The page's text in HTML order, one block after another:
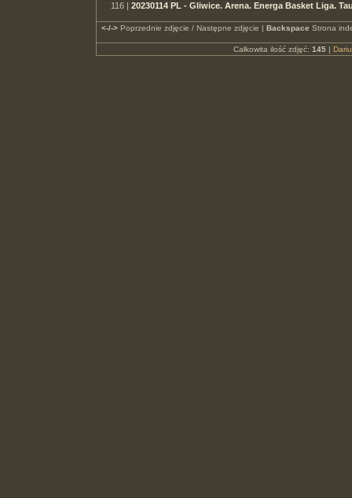
116 | 20230114 PL - Gliwice. Arena. Energa Basket Liga.
<-/->Poprzednie zdjęcie / Następne zdjęcie | Backspace Strona
Całkowita ilość zdjęć: 145|